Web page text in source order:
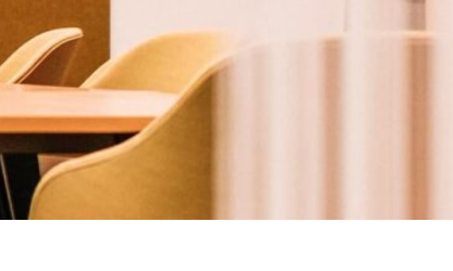
Neem contact op
Neem contact op